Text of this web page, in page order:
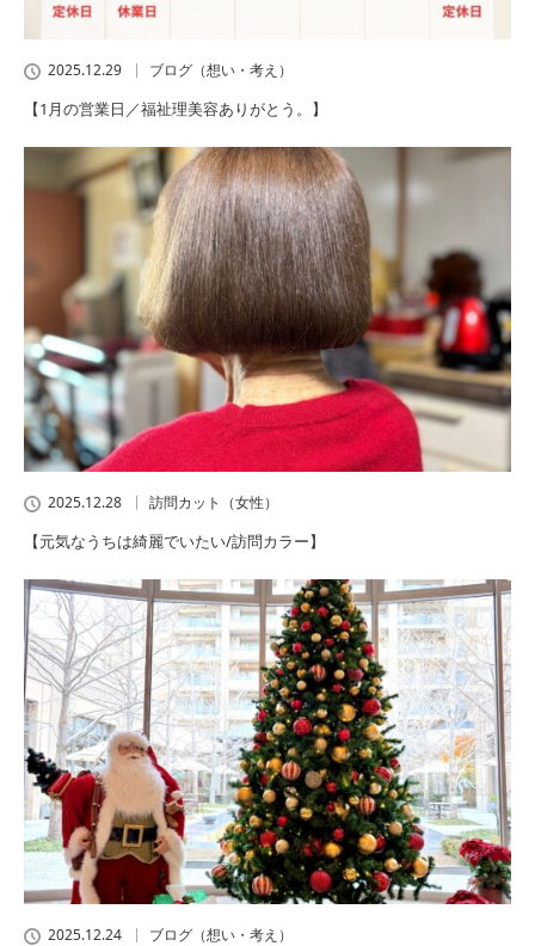
2025.12.29 ブログ（想い・考え）
【1月の営業日／福祉理美容ありがとう。】
2025.12.28 訪問カット（女性）
【元気なうちは綺麗でいたい/訪問カラー】
2025.12.24 ブログ（想い・考え）